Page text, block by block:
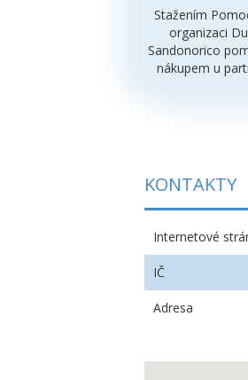
Stažením
organizaci
Sandonorico
nákupem u
KONTAKTY
Internetové
IČ
Adresa